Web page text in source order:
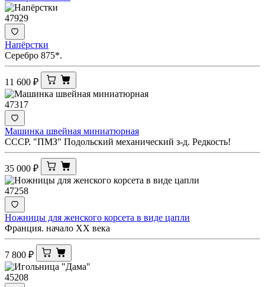
47929
Напёрстки
Серебро 875*.
11 600 ₽
47317
Машинка швейная миниатюрная
СССР. "ПМЗ" Подольский механический з-д. Редкость!
35 000 ₽
47258
Ножницы для женского корсета в виде цапли
Франция. начало ХХ века
7 800 ₽
45208